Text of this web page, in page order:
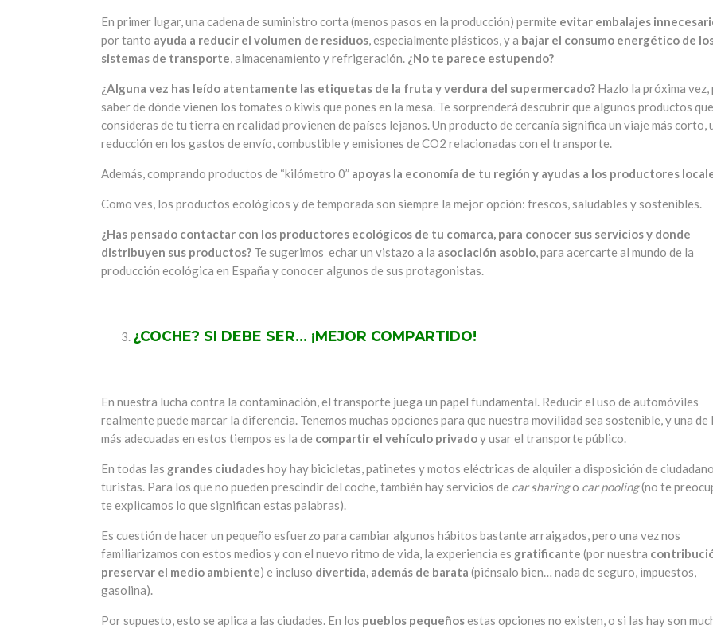
En primer lugar, una cadena de suministro corta (menos pasos en la producción) permite evitar embalajes
por tanto ayuda a reducir el volumen de residuos, especialmente plásticos, y a bajar el consumo energético de
sistemas de transporte, almacenamiento y refrigeración. ¿No te parece estupendo?
¿Alguna vez has leído atentamente las etiquetas de la fruta y verdura del supermercado? Hazlo la próxima vez,
saber de dónde vienen los tomates o kiwis que pones en la mesa. Te sorprenderá descubrir que algunos productos que
consideras de tu tierra en realidad provienen de países lejanos. Un producto de cercanía significa un viaje más corto,
reducción en los gastos de envío, combustible y emisiones de CO2 relacionadas con el transporte.
Además, comprando productos de “kilómetro 0” apoyas la economía de tu región y ayudas a los productores
Como ves, los productos ecológicos y de temporada son siempre la mejor opción: frescos, saludables y sostenibles.
¿Has pensado contactar con los productores ecológicos de tu comarca, para conocer sus servicios y donde
distribuyen sus productos? Te sugerimos echar un vistazo a la asociación asobio, para acercarte al mundo de la
producción ecológica en España y conocer algunos de sus protagonistas.
¿COCHE? SI DEBE SER… ¡MEJOR COMPARTIDO!
En nuestra lucha contra la contaminación, el transporte juega un papel fundamental. Reducir el uso de automóviles
realmente puede marcar la diferencia. Tenemos muchas opciones para que nuestra movilidad sea sostenible, y una de
más adecuadas en estos tiempos es la de compartir el vehículo privadoy usar el transporte público.
En todas las grandes ciudadeshoy hay bicicletas, patinetes y motos eléctricas de alquiler a disposición de
turistas. Para los que no pueden prescindir del coche, también hay servicios de car sharingo car pooling(no te
te explicamos lo que significan estas palabras).
Es cuestión de hacer un pequeño esfuerzo para cambiar algunos hábitos bastante arraigados, pero una vez nos
familiarizamos con estos medios y con el nuevo ritmo de vida, la experiencia es gratificante (por nuestra
preservar el medio ambiente) e incluso divertida, además de barata (piénsalo bien… nada de seguro, impuestos,
gasolina).
Por supuesto, esto se aplica a las ciudades. En los pueblos pequeñosestas opciones no existen, o si las hay son